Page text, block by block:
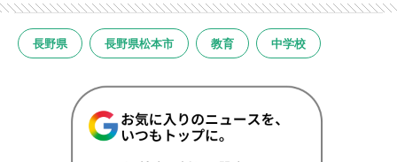
長野県 長野県松本市 教育 中学校